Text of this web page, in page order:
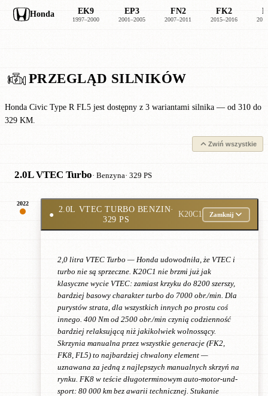
Honda EK9
1997–2000
EP3
2001–2005
FN2
2007–2011
FK2
2015–2016
PRZEGLĄD SILNIKÓW
Honda Civic Type R FL5 jest dostępny z 3 wariantami silnika — od 310 do
329 KM.
Zwiń wszystkie
2.0L VTEC Turbo· Benzyna· 329 PS
2022
●
2.0L VTEC TURBO BENZIN·
329 PS
K20C1 Zamknij
2,0 litra VTEC Turbo — Honda udowodniła, że VTEC i
turbo nie są sprzeczne. K20C1 nie brzmi już jak
klasyczne wycie VTEC: zamiast krzyku do 8200 szerszy,
bardziej basowy charakter turbo do 7000 obr./min. Dla
purystów strata, dla wszystkich innych po prostu coś
innego. 400 Nm od 2500 obr./min czynią codzienność
bardziej relaksującą niż jakikolwiek wolnossący.
Skrzynia manualna przez wszystkie generacje (FK2,
FK8, FL5) to najbardziej chwalony element —
uznawana za jedną z najlepszych manualnych skrzyń na
rynku. FK8 w teście długoterminowym auto-motor-und-
sport: 80 000 km bez awarii technicznej. Stukanie